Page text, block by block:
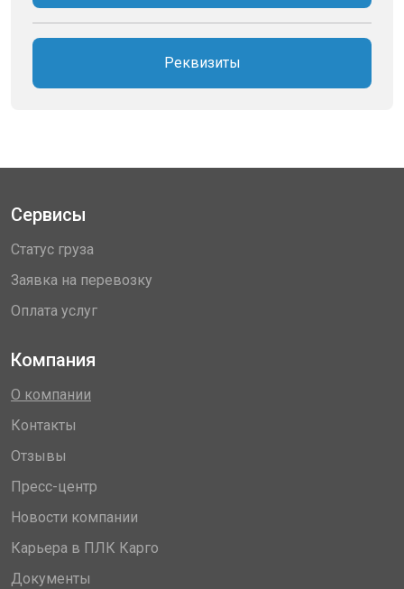
Реквизиты
Сервисы
Статус груза
Заявка на перевозку
Оплата услуг
Компания
О компании
Контакты
Отзывы
Пресс-центр
Новости компании
Карьера в ПЛК Карго
Документы